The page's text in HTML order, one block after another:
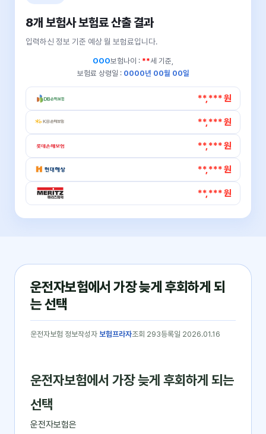
8개 보험사 보험료 산출 결과
입력하신 정보 기준 예상 월 보험료입니다.
OOO보험나이 : **세 기준,
보험료 상령일 : 0000년 00월 00일
**,*** 원
**,*** 원
**,*** 원
**,*** 원
**,*** 원
운전자보험에서 가장 늦게 후회하게 되
는 선택
운전자보험 정보작성자 보험프라자조회 293등록일 2026.01.16
운전자보험에서 가장 늦게 후회하게 되는
선택
운전자보험은